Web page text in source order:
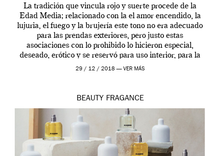
La tradición que vincula rojo y suerte procede de la
Edad Media; relacionado con la el amor encendido, la
lujuria, el fuego y la brujería este tono no era adecuado
para las prendas exteriores, pero justo estas
asociaciones con lo prohibido lo hicieron especial,
deseado, erótico y se reservó para uso interior, para la
ropa […]
29 / 12 / 2018 — VER MÁS
BEAUTY FRAGANCE